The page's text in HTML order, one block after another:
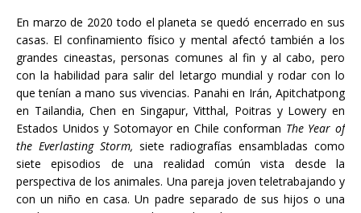
En marzo de 2020 todo el planeta se quedó encerrado en sus
casas. El confinamiento físico y mental afectó también a los
grandes cineastas, personas comunes al fin y al cabo, pero
con la habilidad para salir del letargo mundial y rodar con lo
que tenían a mano sus vivencias. Panahi en Irán, Apitchatpong
en Tailandia, Chen en Singapur, Vitthal, Poitras y Lowery en
Estados Unidos y Sotomayor en Chile conforman The Year of
the Everlasting Storm, siete radiografías ensambladas como
siete episodios de una realidad común vista desde la
perspectiva de los animales. Una pareja joven teletrabajando y
con un niño en casa. Un padre separado de sus hijos o una